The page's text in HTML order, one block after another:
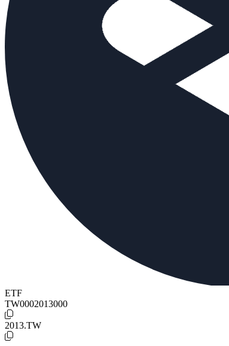
ETF
TW0002013000
2013.TW